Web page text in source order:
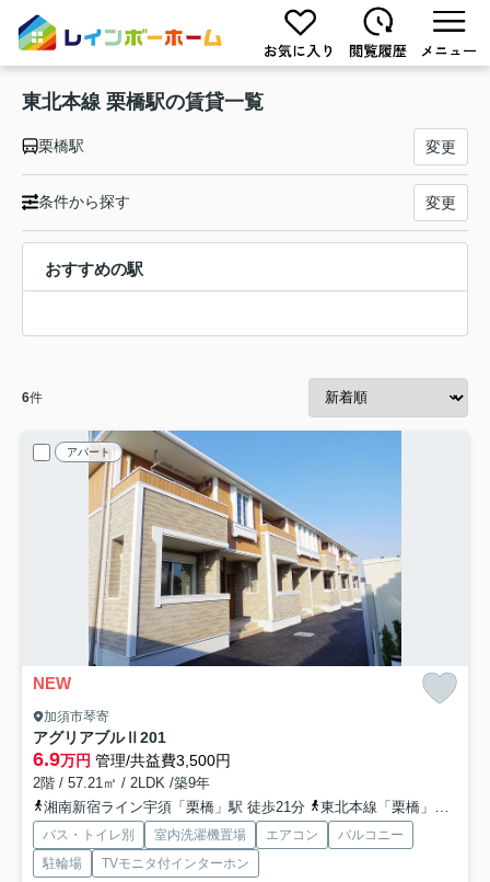
東北本線 栗橋駅の賃貸一覧
栗橋駅 変更
条件から探す 変更
おすすめの駅
6件
アパート
NEW
加須市琴寄
アグリアブルⅡ 201
6.9万円 管理/共益費3,500円
2階 / 57.21㎡ / 2LDK /築9年
湘南新宿ライン宇須「栗橋」駅 徒歩21分
東北本線「栗橋」駅 徒歩21分
バス・トイレ別 室内洗濯機置場 エアコン
バルコニー
駐輪場
TVモニタ付インターホン